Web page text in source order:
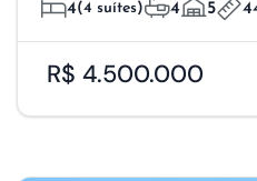
4(4 suítes) 4 5
R$ 4.500.000